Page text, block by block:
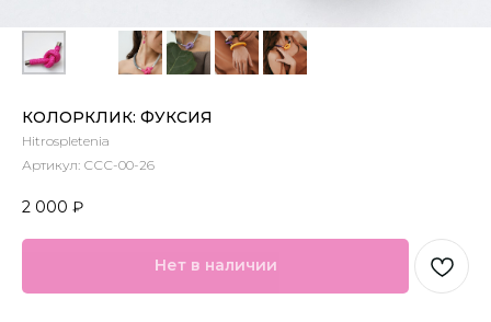
КОЛОРКЛИК: ФУКСИЯ
Hitrospletenia
Артикул: ССС-00-26
2 000 ₽
Нет в наличии